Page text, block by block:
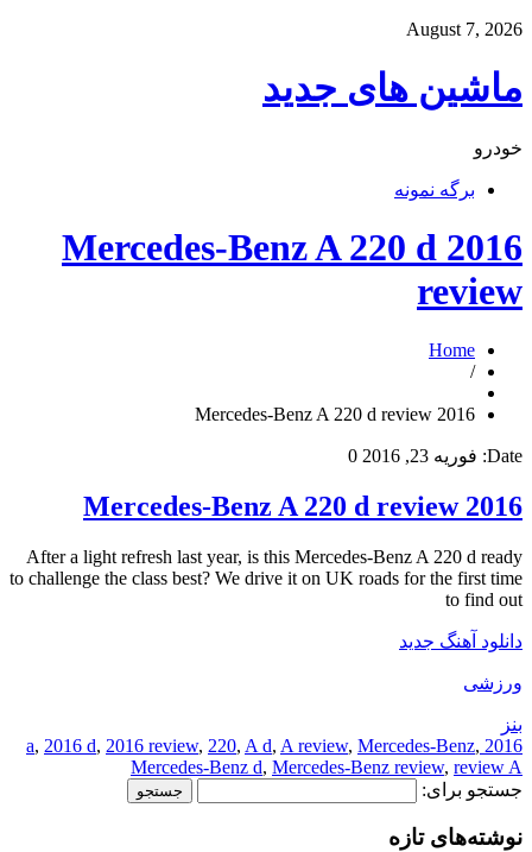
August 7, 2026
ماشین های جدید
خودرو
برگه نمونه
2016 Mercedes-Benz A 220 d
review
Home
/
2016 Mercedes-Benz A 220 d review
Date: فوریه 23, 2016 0
2016 Mercedes-Benz A 220 d review
After a light refresh last year, is this Mercedes-Benz A 220 d ready
to challenge the class best? We drive it on UK roads for the first time
to find out
دانلود آهنگ جدید
ورزشی
بنز
2016 a
, 2016 d, 2016 review, 220, A d, A review, Mercedes-Benz,
Mercedes-Benz d, Mercedes-Benz review, review A
جستجو برای:
نوشته‌های تازه